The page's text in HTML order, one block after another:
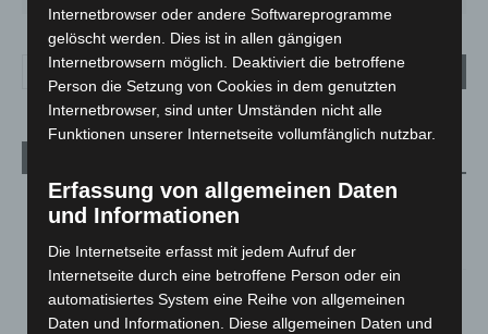
Niedersachsen: Feuerwehrkräfte kehren nach
Waldbrandeinsatz aus Spanien zurück
7. August 2026
Hannover: Erste Tigermücken-Population in Niedersachsen
Internetbrowser oder andere Softwareprogramme
gelöscht werden. Dies ist in allen gängigen
Internetbrowsern möglich. Deaktiviert die betroffene
Person die Setzung von Cookies in dem genutzten
Internetbrowser, sind unter Umständen nicht alle
Funktionen unserer Internetseite vollumfänglich nutzbar.
Erfassung von allgemeinen Daten
und Informationen
Die Internetseite erfasst mit jedem Aufruf der
Internetseite durch eine betroffene Person oder ein
automatisiertes System eine Reihe von allgemeinen
Daten und Informationen. Diese allgemeinen Daten und